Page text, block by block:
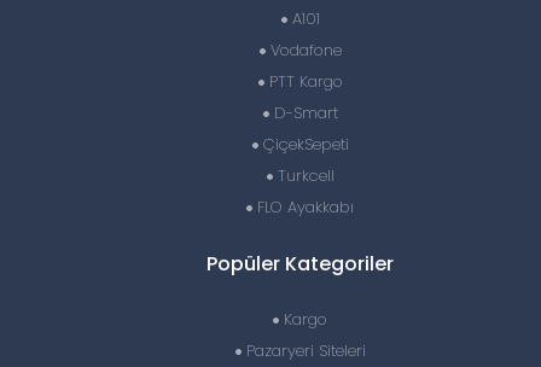
A101
Vodafone
PTT Kargo
D-Smart
ÇiçekSepeti
Turkcell
FLO Ayakkabı
Popüler Kategoriler
Kargo
Pazaryeri Siteleri